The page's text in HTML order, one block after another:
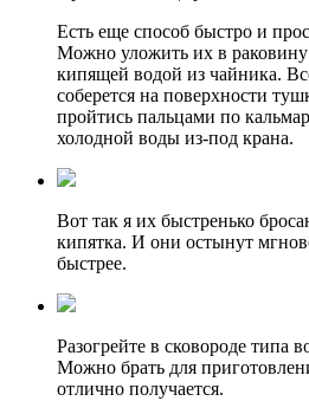
Есть еще способ быстро и
Можно уложить их в
кипящей водой из чайника.
соберется на поверхности
пройтись пальцами по
холодной воды из-под крана.
Вот так я их быстренько
кипятка. И они остынут
быстрее.
Разогрейте в сковороде типа
Можно брать для
отлично получается.